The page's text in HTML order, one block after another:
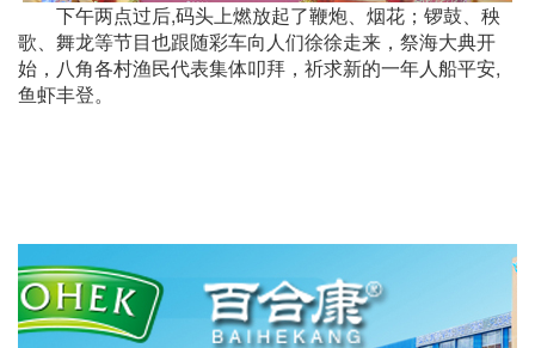
下午两点过后,码头上燃放起了鞭炮、烟花；锣鼓、秧
歌、舞龙等节目也跟随彩车向人们徐徐走来，祭海大典开
始，八角各村渔民代表集体叩拜，祈求新的一年人船平安,
鱼虾丰登。